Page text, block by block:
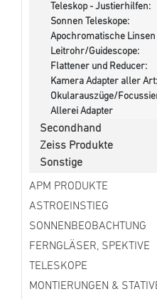
Teleskop - Justierhilfen:
Sonnen Teleskope:
Apochromatische
Leitrohr/Guidescope:
Flattener und Reducer:
Kamera Adapter aller Art:
Okularauszüge/
Allerei Adapter
Secondhand
Zeiss Produkte
Sonstige
APM PRODUKTE
ASTROEINSTIEG
SONNENBEOBACHTUNG
FERNGLÄSER, SPEKTIVE
TELESKOPE
MONTIERUNGEN &